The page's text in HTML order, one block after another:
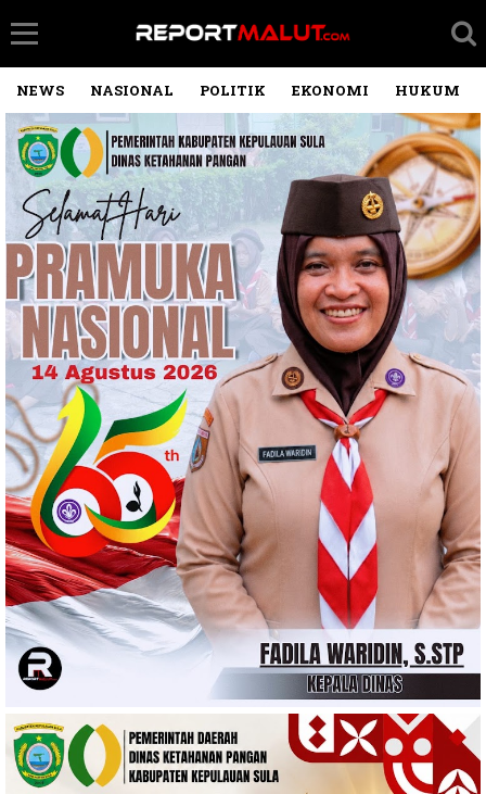
NEWS NASIONAL POLITIK EKONOMI HUKUM